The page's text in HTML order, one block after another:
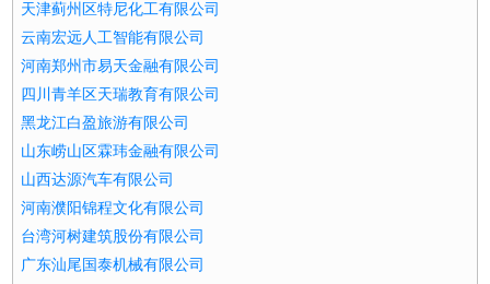
天津蓟州区特尼化工有限公司
云南宏远人工智能有限公司
河南郑州市易天金融有限公司
四川青羊区天瑞教育有限公司
黑龙江白盈旅游有限公司
山东崂山区霖玮金融有限公司
山西达源汽车有限公司
河南濮阳锦程文化有限公司
台湾河树建筑股份有限公司
广东汕尾国泰机械有限公司